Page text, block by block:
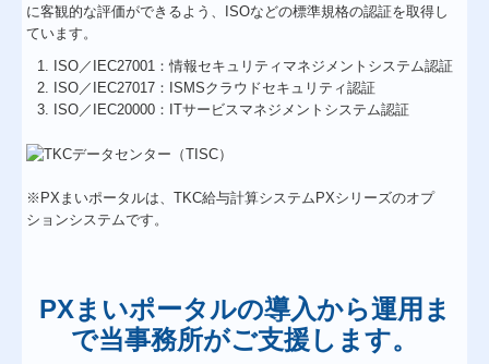
に客観的な評価ができるよう、ISOなどの標準規格の認証を取得し
ています。
ISO／IEC27001：情報セキュリティマネジメントシステム認証
ISO／IEC27017：ISMSクラウドセキュリティ認証
ISO／IEC20000：ITサービスマネジメントシステム認証
※PXまいポータルは、TKC給与計算システムPXシリーズのオプ
ションシステムです。
PXまいポータルの導入から運用ま
で当事務所がご支援します。